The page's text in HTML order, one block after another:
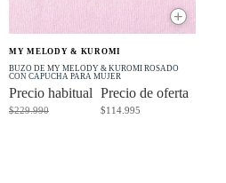
-50% OFF
+
MY MELODY & KUROMI
BUZO DE MY MELODY & KUROMI ROSADO
CON CAPUCHA PARA MUJER
Precio de oferta
$114.995
Precio habitual
$229.990